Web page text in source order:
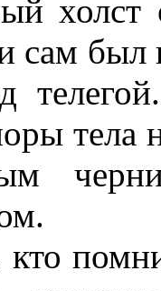
сам был
тела